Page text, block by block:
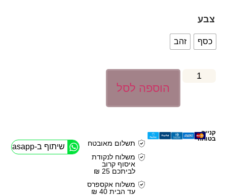
צבע
כסף זהב
הוספה לסל
קנייה
בטוחה
תשלום מאובטח
משלוח לנקודת
איסוף קרוב
לביתכם 25 ₪
משלוח אקספרס
עד הבית 40 ₪
שיתוף ב-Whasapp